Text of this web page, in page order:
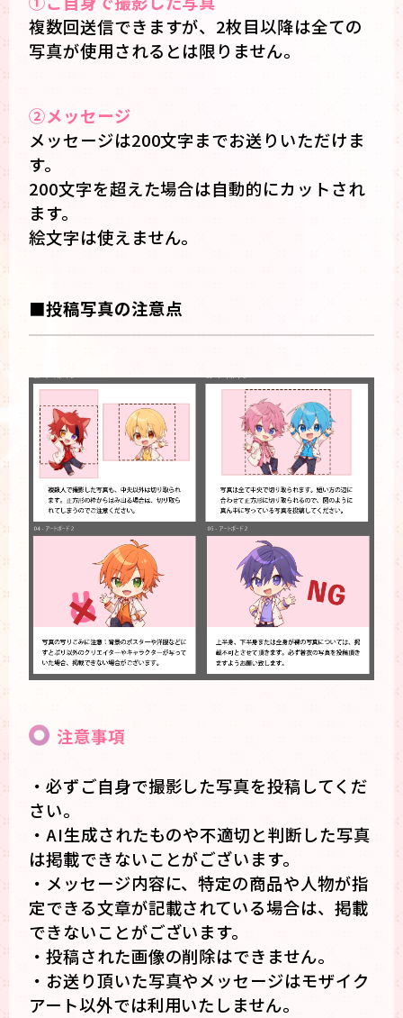
複数回送信できますが、2枚目以降は全ての
写真が使用されるとは限りません。
②メッセージ
メッセージは200文字までお送りいただけま
す。
200文字を超えた場合は自動的にカットされ
ます。
絵文字は使えません。
■投稿写真の注意点
注意事項
・必ずご自身で撮影した写真を投稿してくだ
さい。
・AI生成されたものや不適切と判断した写真
は掲載できないことがございます。
・メッセージ内容に、特定の商品や人物が指
定できる文章が記載されている場合は、掲載
できないことがございます。
・投稿された画像の削除はできません。
・お送り頂いた写真やメッセージはモザイク
アート以外では利用いたしません。